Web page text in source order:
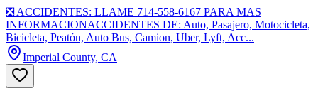
❎ ACCIDENTES: LLAME 714-558-6167 PARA MAS
INFORMACIONACCIDENTES DE: Auto, Pasajero, Motocicleta,
Bicicleta, Peatón, Auto Bus, Camion, Uber, Lyft, Acc...
Imperial County, CA